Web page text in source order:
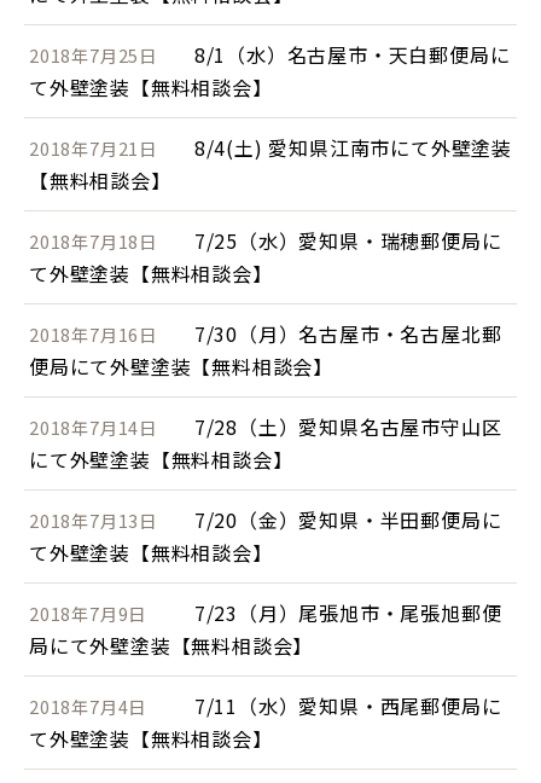
2018年7月25日
8/1（水）名古屋市・天白郵便局に
て外壁塗装【無料相談会】
2018年7月21日
8/4(土) 愛知県江南市にて外壁塗装
【無料相談会】
2018年7月18日
7/25（水）愛知県・瑞穂郵便局に
て外壁塗装【無料相談会】
2018年7月16日
7/30（月）名古屋市・名古屋北郵
便局にて外壁塗装【無料相談会】
2018年7月14日
7/28（土）愛知県名古屋市守山区
にて外壁塗装【無料相談会】
2018年7月13日
7/20（金）愛知県・半田郵便局に
て外壁塗装【無料相談会】
2018年7月9日
7/23（月）尾張旭市・尾張旭郵便
局にて外壁塗装【無料相談会】
2018年7月4日
7/11（水）愛知県・西尾郵便局に
て外壁塗装【無料相談会】